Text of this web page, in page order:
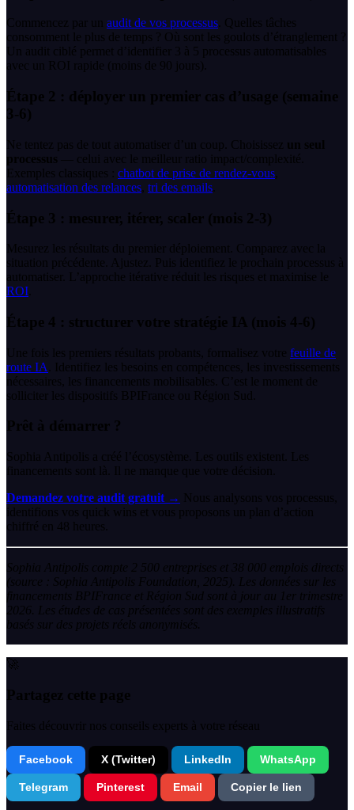
Commencez par un audit de vos processus . Quelles tâches
consomment le plus de temps ? Où sont les goulots d’étranglement ?
Un audit ciblé permet d’identifier 3 à 5 processus automatisables
avec un ROI rapide (moins de 90 jours).
Étape 2 : déployer un premier cas d’usage (semaine
3-6)
Ne tentez pas de tout automatiser d’un coup. Choisissez un seul
processus — celui avec le meilleur ratio impact/complexité.
Exemples classiques : chatbot de prise de rendez-vous
automatisation des relances tri des emails
Étape 3 : mesurer, itérer, scaler (mois 2-3)
Mesurez les résultats du premier déploiement. Comparez avec la
situation précédente. Ajustez. Puis identifiez le prochain processus à
automatiser. L’approche itérative réduit les risques et maximise le
ROI
Étape 4 : structurer votre stratégie IA (mois 4-6)
Une fois les premiers résultats probants, formalisez votre feuille de
route IA
. Identifiez les besoins en compétences, les investissements
nécessaires, les financements mobilisables. C’est le moment de
solliciter les dispositifs BPIFrance ou Région Sud.
Prêt à démarrer ?
Sophia Antipolis a créé l’écosystème. Les outils existent. Les
financements sont là. Il ne manque que votre décision.
Demandez votre audit gratuit → Nous analysons vos processus,
identifions vos quick wins et vous proposons un plan d’action
chiffré en 48 heures.
Sophia Antipolis compte 2 500 entreprises et 38 000 emplois directs
(source : Sophia Antipolis Foundation, 2025). Les données sur les
financements BPIFrance et Région Sud sont à jour au 1er trimestre
2026. Les études de cas présentées sont des exemples illustratifs
basés sur des projets réels anonymisés.
🚀
Partagez cette page
Faites découvrir nos conseils experts à votre réseau
Facebook X (Twitter) LinkedIn WhatsApp
Telegram Pinterest Email Copier le lien